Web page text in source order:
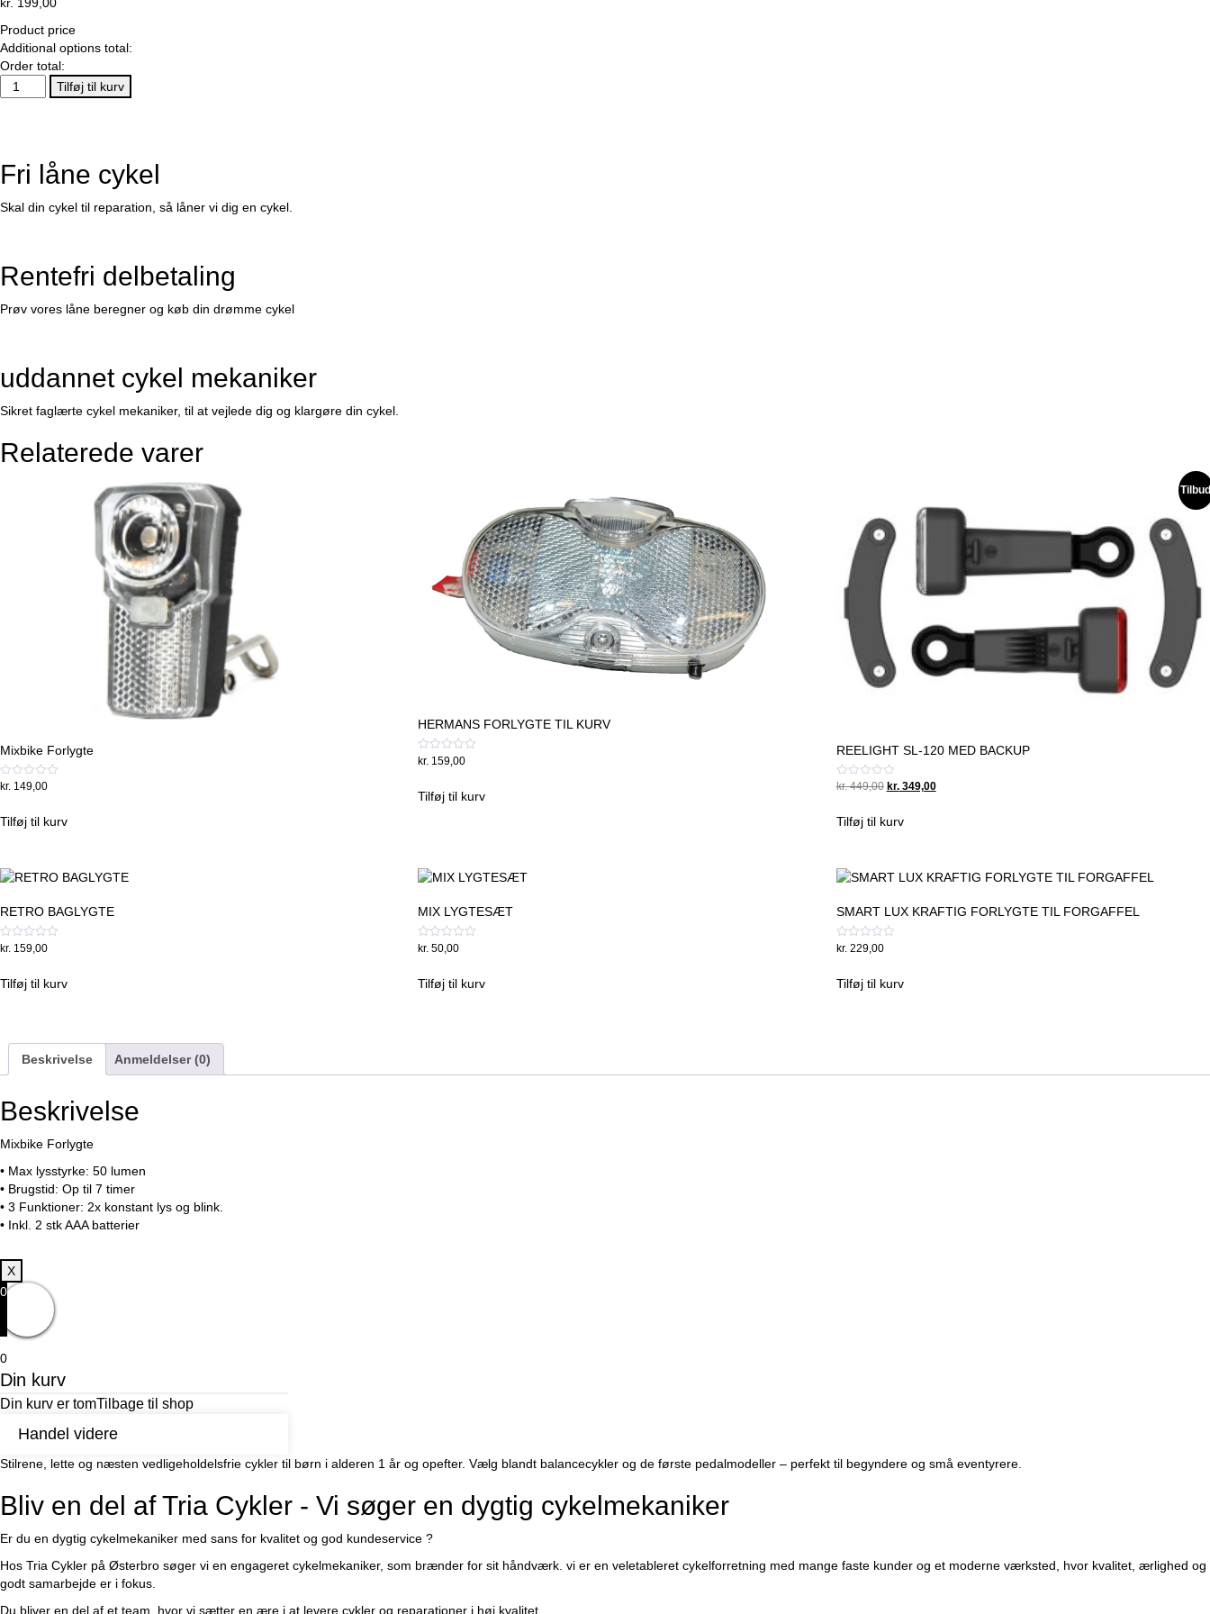
Product price
Additional options total:
Order total:
Mixbike
Forlygte
Tilføj til kurv
Fri låne cykel
Skal din cykel til reparation, så låner vi dig en cykel.
Rentefri delbetaling
Prøv vores låne beregner og køb din drømme cykel
uddannet cykel mekaniker
Sikret faglærte cykel mekaniker, til at vejlede dig og klargøre din cykel.
Relaterede varer
Mixbike Forlygte
Vurderet
af
5
kr. 149,00
Tilføj til kurv
HERMANS FORLYGTE TIL KURV
Vurderet
af
5
kr. 159,00
Tilføj til kurv
REELIGHT SL-120 MED BACKUP
Vurderet
af
5
kr.449,00 Original
kr.349,00Current
Tilføj til kurv
RETRO BAGLYGTE
Vurderet
af
5
kr. 159,00
Tilføj til kurv
MIX LYGTESÆT
Vurderet
af
5
kr. 50,00
Tilføj til kurv
SMART LUX KRAFTIG FORLYGTE TIL FORGAFFEL
Vurderet
af
5
kr.229,00
Tilføj til kurv
Beskrivelse Anmeldelser (0)
Beskrivelse
Mixbike Forlygte
• Max lysstyrke: 50 lumen
• Brugstid: Op til 7 timer
• 3 Funktioner: 2x konstant lys og blink.
• Inkl. 2 stk AAA batterier
X
0
0
Din kurv
Din kurv er tomTilbage til shop
Handel videre
Stilrene, lette og næsten vedligeholdelsfrie cykler til børn i alderen 1 år og opefter. Vælg blandt balancecykler og de første pedalmodeller – perfekt til begyndere og små eventyrere.
Bliv en del af Tria Cykler - Vi søger en dygtig cykelmekaniker
Er du en dygtig cykelmekaniker med sans for kvalitet og god kundeservice ?
Hos Tria Cykler på Østerbro søger vi en engageret cykelmekaniker, som brænder for sit håndværk. vi er en veletableret cykelforretning med mange faste kunder og et moderne værksted, hvor kvalitet, ærlighed og
godt samarbejde er i fokus.
Du bliver en del af et team, hvor vi sætter en ære i at levere cykler og reparationer i høj kvalitet.